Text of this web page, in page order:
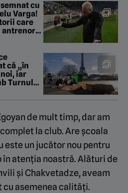
cu
Varga!
care
antrenorul
că „în
iar
Turnul
de mult timp, dar am
la club. Are școala
este un jucător nou pentru
în atenția noastră. Alături de
și Chakvetadze, aveam
cu asemenea calități.